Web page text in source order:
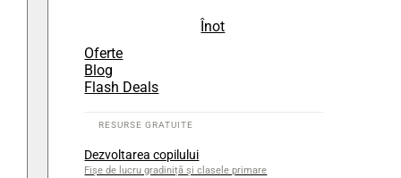
Înot
Oferte
Blog
Flash Deals
Dezvoltarea copilului
Fișe de lucru gradiniță și clasele primare